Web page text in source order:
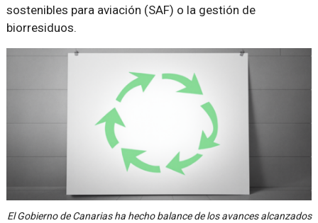
sostenibles para aviación (SAF) o la gestión de
biorresiduos.
El Gobierno de Canarias ha hecho balance de los avances alcanzados